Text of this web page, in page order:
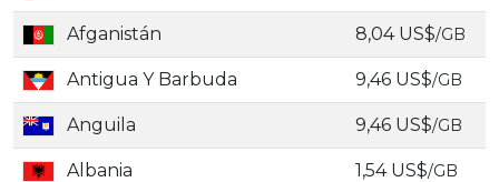
Afganistán 8,04 US$/GB
Antigua Y Barbuda 9,46 US$/GB
Anguila 9,46 US$/GB
Albania 1,54 US$/GB